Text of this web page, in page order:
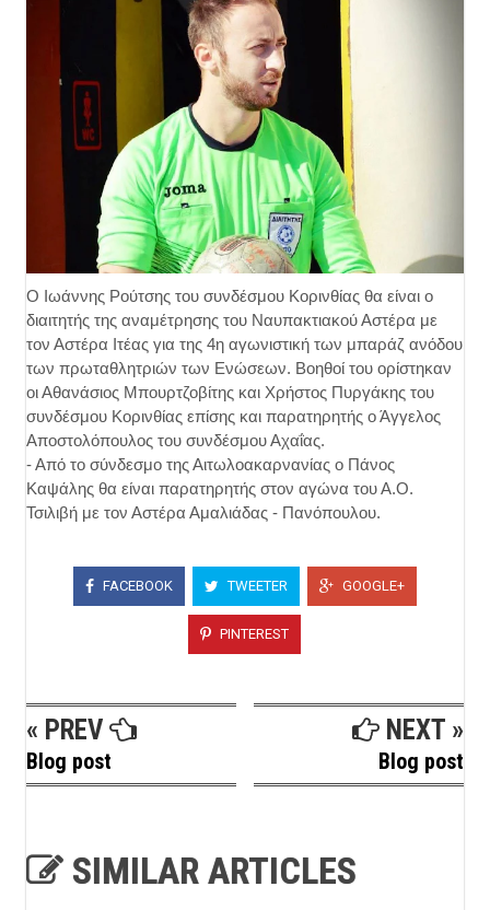
Ο Ιωάννης Ρούτσης του συνδέσμου Κορινθίας θα είναι ο
διαιτητής της αναμέτρησης του Ναυπακτιακού Αστέρα με
τον Αστέρα Ιτέας για της 4η αγωνιστική των μπαράζ ανόδου
των πρωταθλητριών των Ενώσεων. Βοηθοί του ορίστηκαν
οι Αθανάσιος Μπουρτζοβίτης και Χρήστος Πυργάκης του
συνδέσμου Κορινθίας επίσης και παρατηρητής ο Άγγελος
Αποστολόπουλος του συνδέσμου Αχαΐας.
- Από το σύνδεσμο της Αιτωλοακαρνανίας ο Πάνος
Καψάλης θα είναι παρατηρητής στον αγώνα του Α.Ο.
Τσιλιβή με τον Αστέρα Αμαλιάδας - Πανόπουλου.
FACEBOOK TWEETER GOOGLE+
PINTEREST
« PREV
Blog post
NEXT »
Blog post
SIMILAR ARTICLES